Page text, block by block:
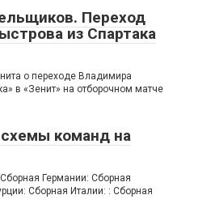
Переход
из Спартака
о переходе Владимира
в «Зенит» на отборочном матче
команд на
Германии: Сборная
Сборная Италии: : Сборная